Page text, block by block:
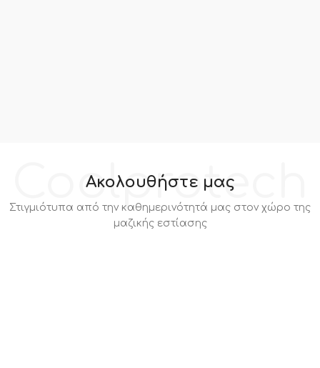
Coolprotech
Ακολουθήστε μας
Στιγμιότυπα από την καθημερινότητά μας στον χώρο της
μαζικής εστίασης